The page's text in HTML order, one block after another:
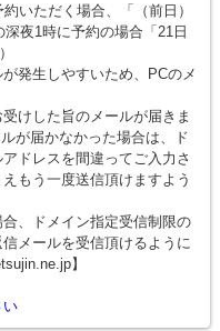
いただく場合、「（前日）
夜1時に予約の場合「21日
発生しやすいため、PCのメ
けした旨のメールが届きま
が届かなかった場合は、ド
ドレスを間違ってご入力さ
もう一度送信頂けますよう
、ドメイン指定受信制限の
メールを受信頂けるように
】
い